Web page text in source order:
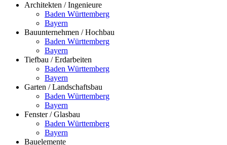
Architekten / Ingenieure
Baden Württemberg
Bayern
Bauunternehmen / Hochbau
Baden Württemberg
Bayern
Tiefbau / Erdarbeiten
Baden Württemberg
Bayern
Garten / Landschaftsbau
Baden Württemberg
Bayern
Fenster / Glasbau
Baden Württemberg
Bayern
Bauelemente